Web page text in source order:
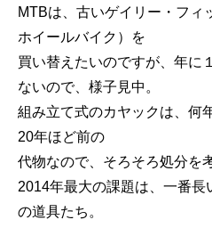
MTBは、古いゲイリー・フィ
ホイールバイク）を
買い替えたいのですが、年に
ないので、様子見中。
組み立て式のカヤックは、何
20年ほど前の
代物なので、そろそろ処分を
2014年最大の課題は、一番長
の道具たち。